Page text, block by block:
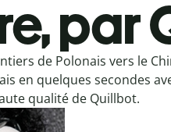
par
de Polonais vers le
en quelques secondes
qualité de Quillbot.